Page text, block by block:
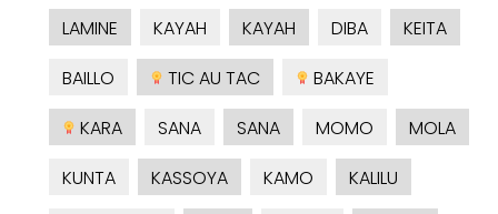
LAMINE
KAYAH KAYAH DIBA
KEITA
BAILLO
TIC AU TAC
BAKAYE
KARA
SANA SANA MOMO
MOLA
KUNTA
KASSOYA KAMO
KALILU